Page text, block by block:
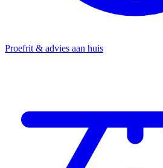
Proefrit & advies aan huis